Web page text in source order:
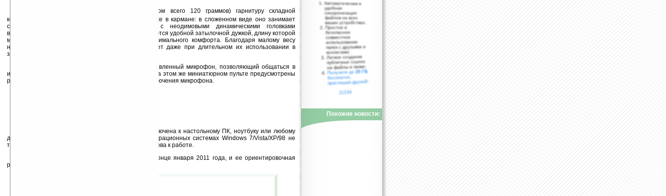
овинка представляет собой легкую (весом всего 120 граммов) гарнитуру складной
конструкции. Устройство можно возить с собой даже в кармане: в сложенном виде оно занимает
совсем немного места. Накладные наушники с неодимовыми динамическими головками
воспроизводят чистый звук без помех. Они соединяются удобной затылочной дужкой, длину которой
можно легко отрегулировать для достижения максимального комфорта. Благодаря малому весу
наушников, обладатель Genius HS-300U не устанет даже при длительном их использовании в
затяжной компьютерной баталии.
На проводе гарнитуры расположен всенаправленный микрофон, позволяющий общаться в
игровом чате или любом голосовом мессенджере. На этом же миниатюрном пульте предусмотрены
регулятор громкости звука в наушниках и кнопка отключения микрофона.
Гарнитура Genius HS-300U может быть подключена к настольному ПК, ноутбуку или любому
другому устройству, имеющему разъем USB. В операционных системах Windows 7/Vista/XP/98 не
требуется установка драйверов, гарнитура сразу готова к работе.
На российском рынке новинка появилась в конце января 2011 года, и ее ориентировочная
розничная цена составляет 639 рублей.
Автоматическая и
удобная
синхронизация
файлов на всех
ваших устройствах;
Простое и
безопасное
совместное
использование
папок с друзьями и
коллегами;
Легкое создание
публичных ссылок
на файлы и папки;
Получите до25 ГБ
бесплатно,
приглашая друзей!
11234
Похожие новости: